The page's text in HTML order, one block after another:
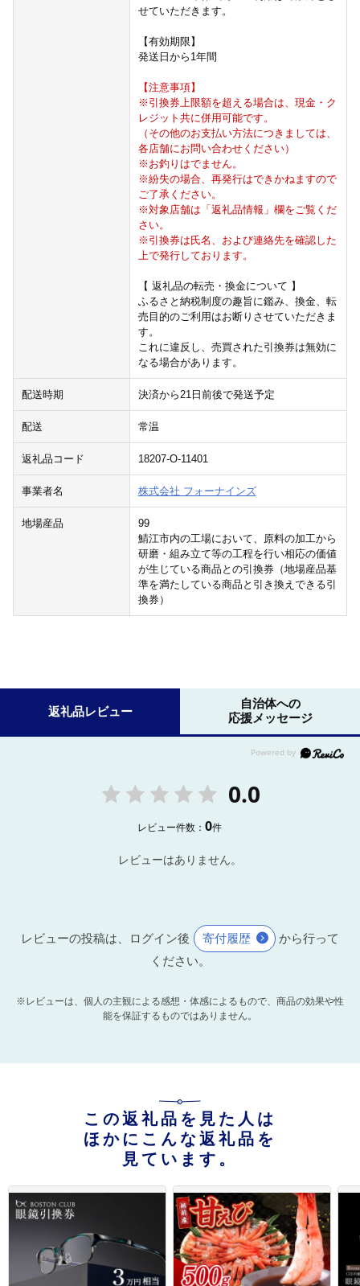
せていただきます。
【有効期限】
発送日から1年間
【注意事項】
※引換券上限額を超える場合は、現金・ク
レジット共に併用可能です。
（その他のお支払い方法につきましては、
各店舗にお問い合わせください）
※お釣りはでません。
※紛失の場合、再発行はできかねますので
ご了承ください。
※対象店舗は「返礼品情報」欄をご覧くだ
さい。
※引換券は氏名、および連絡先を確認した
上で発行しております。
【 返礼品の転売・換金について 】
ふるさと納税制度の趣旨に鑑み、換金、転
売目的のご利用はお断りさせていただきま
す。
これに違反し、売買された引換券は無効に
なる場合があります。
配送時期 決済から21日前後で発送予定
配送 常温
返礼品コード 18207-O-11401
事業者名 株式会社 フォーナインズ
地場産品
99
鯖江市内の工場において、原料の加工から
研磨・組み立て等の工程を行い相応の価値
が生じている商品との引換券（地場産品基
準を満たしている商品と引き換えできる引
換券）
返礼品レビュー
自治体への
応援メッセージ
0.0
レビュー件数：0件
レビューはありません。
レビューの投稿は、ログイン後 寄付履歴
から行って
ください。
※レビューは、個人の主観による感想・体感によるもので、商品の効果や性
能を保証するものではありません。
この返礼品を見た人は
ほかにこんな返礼品を
見ています。